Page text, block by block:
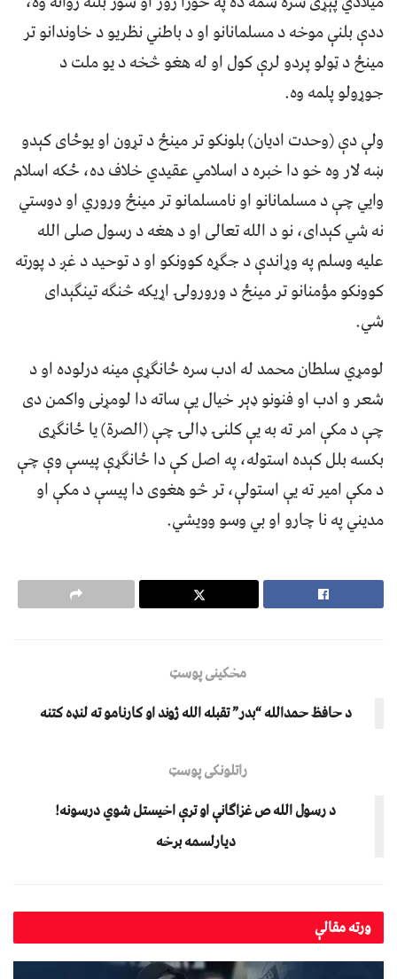
ددې بلنې موخه د مسلمانانو او د باطني نظريو د خاوندانو تر
مینځ د ټولو پردو لرې کول او له هغو څخه د يو ملت د
جوړولو پلمه وه.
ولې دې (وحدت ادیان) بلونکو تر مینځ د تړون او یوځای کېدو
ښه لار وه خو دا خبره د اسلامي عقيدي خلاف ده، ځکه اسلام
وايي چې د مسلمانانو او نامسلمانو تر مینځ وروري او دوستي
نه شي کېدای، نو د الله تعالى او د هغه د رسول صلى الله
عليه وسلم په وړاندې د جگړه کوونکو او د توحيد د غږ د پورته
کوونکو مؤمنانو تر مینځ د ورورولۍ اړیکه څنګه تینګېدای
شي.
لومړي سلطان محمد له ادب سره ځانګړې مینه درلوده او د
شعر و ادب او فنونو ډېر خیال یې ساته دا لومړنی واکمن دی
چې د مکې امر ته به یې کلنۍ ډالۍ چې (الصرة) یا ځانګړی
بکسه بلل کېده استوله، په اصل کې دا ځانګړې پیسې وې چې
د مکې امير ته يې استولې، تر څو هغوی دا پیسې د مکې او
مدیني په نا چارو او بي وسو وویشي.
مخکینی پوسټ
د حافظ حمدالله “بدر” تقبله الله ژوند او کارنامو ته لنډه کتنه
راتلونکی پوسټ
د رسول الله ص غزاګانې او ترې اخیستل شوي درسونه!
دیارلسمه برخه
ورتهمقالې